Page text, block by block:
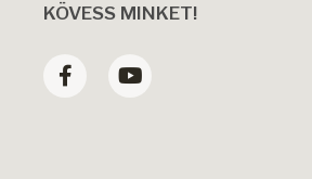
KÖVESS MINKET!